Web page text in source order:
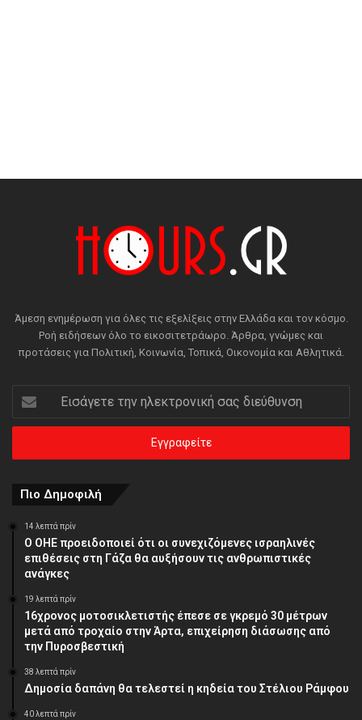
Άμεση ενημέρωση για όλες τις εξελίξεις στην Ελλάδα και τον κόσμο.
Ροή ειδήσεων όλο το εικοσιτετράωρο. Άρθρα, γνώμες και
προτάσεις για Πολιτική, Κοινωνία, Τοπικά, Οικονομία και Αθλητικά.
Εισάγετε
την
ηλεκτρονική
διεύθυνση
Πιο Δημοφιλή
14 λεπτά πρίν
Ο ΟΗΕ προειδοποιεί ότι οι συνεχιζόμενες ισραηλινές
επιθέσεις στη Γάζα θα αυξήσουν τις ανθρωπιστικές
ανάγκες
19 λεπτά πρίν
16χρονος μοτοσικλετιστής έπεσε σε γκρεμό 30 μέτρων
μετά από τροχαίο στην Άρτα, επιχείρηση διάσωσης από
την Πυροσβεστική
38 λεπτά πρίν
Δημοσία δαπάνη θα τελεστεί η κηδεία του Στέλιου Ράμφου
40 λεπτά πρίν